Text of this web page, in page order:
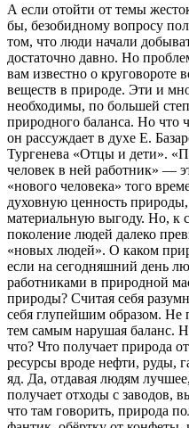
А если отойти от темы
бы, безобидному вопросу
том, что люди начали
достаточно давно. Но
вам известно о круговороте
веществ в природе. Эти и
необходимы, по большей
природного баланса. Но что
он рассуждает в духе Е.
Тургенева «Отцы и дети».
человек в ней работник» —
«нового человека» того
духовную ценность
материальную выгоду. Но, к
поколение людей далеко
«новых людей». О каком
если на сегодняшний день
работниками в природной
природы? Считая себя
себя глупейшим образом. Не
тем самым нарушая баланс.
что? Что получает природа
ресурсы вроде нефти, руды,
яд. Да, отдавая людям
получает отходы с заводов,
что там говорить, природа